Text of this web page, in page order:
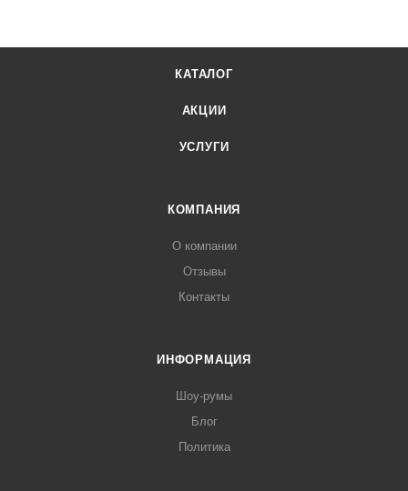
КАТАЛОГ
АКЦИИ
УСЛУГИ
КОМПАНИЯ
О компании
Отзывы
Контакты
ИНФОРМАЦИЯ
Шоу-румы
Блог
Политика